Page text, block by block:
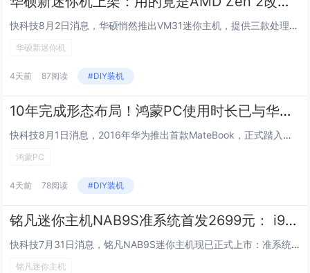
快科技8月2日消息，华硕悄然推出VM31迷你主机，提供三款处理器选项，但却均来自AMD Mendocino架构的改名款。...
华硕新迷你机
4天前 87阅读 #DIY装机
10年完成形态布局！鸿蒙PC使用时长已与华为传统架构Windows电脑持平
快科技8月1日消息，2016年华为推出首款MateBook，正式踏入早已格局成熟的PC市场，转眼到今天，华为在这个赛道已...
鸿蒙PC
4天前 78阅读 #DIY装机
铭凡迷你主机NAB9S准系统首发2699元： i9-13900HK、内置双热管双风道散热
快科技7月31日消息，铭凡NAB9S迷你主机现已正式上市：准系统版售价2699元，32GB内存 + 1TB硬盘版售价49...
铭凡迷你主机